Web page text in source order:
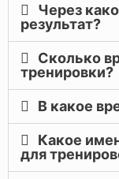
Через
результат?
Сколько
тренировки?
В какое
Какое
для